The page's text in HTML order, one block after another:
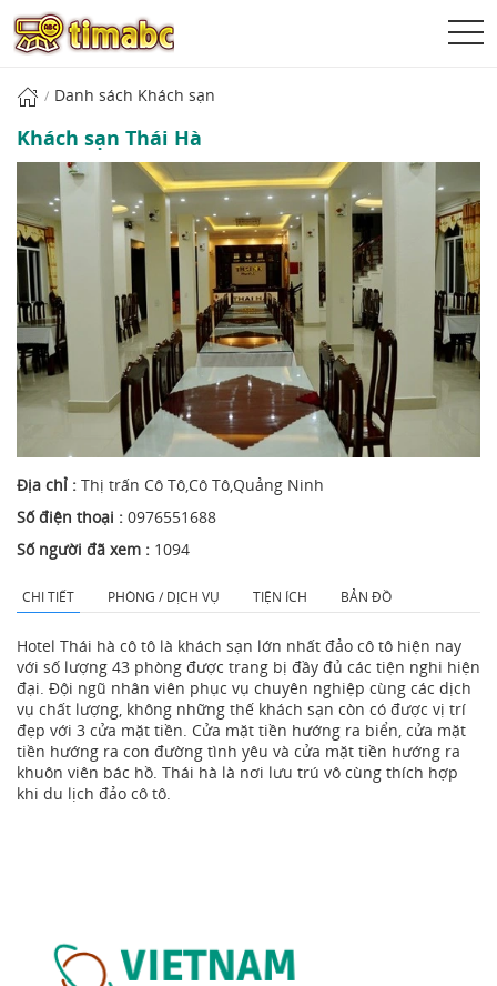
Danh sách Khách sạn
Khách sạn Thái Hà
Địa chỉ : Thị trấn Cô Tô,Cô Tô,Quảng Ninh
Số điện thoại : 0976551688
Số người đã xem : 1094
CHI TIẾT PHÒNG / DỊCH VỤ TIỆN ÍCH BẢN ĐỒ
Hotel Thái hà cô tô là khách sạn lớn nhất đảo cô tô hiện nay
với số lượng 43 phòng được trang bị đầy đủ các tiện nghi hiện
đại. Đội ngũ nhân viên phục vụ chuyên nghiệp cùng các dịch
vụ chất lượng, không những thế khách sạn còn có được vị trí
đẹp với 3 cửa mặt tiền. Cửa mặt tiền hướng ra biển, cửa mặt
tiền hướng ra con đường tình yêu và cửa mặt tiền hướng ra
khuôn viên bác hồ. Thái hà là nơi lưu trú vô cùng thích hợp
khi du lịch đảo cô tô.